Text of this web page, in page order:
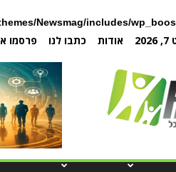
Newsmag/includes/
אודות כתבו לנו פרסמו